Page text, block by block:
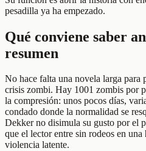
pesadilla ya ha empezado.
Qué conviene saber
resumen
No hace falta una novela larga para
crisis zombi. Hay 1001 zombis por
la compresión: unos pocos días,
condado donde la normalidad se
Dekker no disimula su gusto por el
que el lector entre sin rodeos en
violencia latente.